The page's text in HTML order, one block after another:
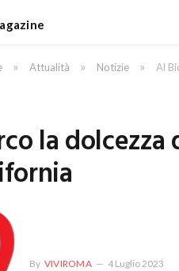
» Attualità » Notizie » Al
la
By VIVIROMA 4 Luglio 2023